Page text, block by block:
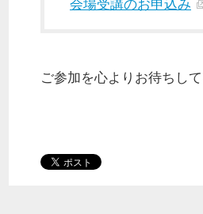
会場受講のお申込み
ご参加を心よりお待ちして